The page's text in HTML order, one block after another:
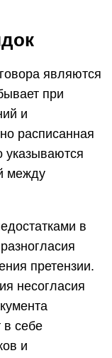
являются
при
и
расписанная
указываются
между
в
претензии.
несогласия
в себе
и